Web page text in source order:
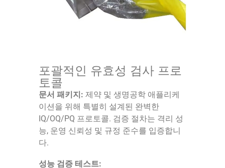
포괄적인 유효성 검사 프로
토콜
문서 패키지: 제약 및 생명공학 애플리케
이션을 위해 특별히 설계된 완벽한
IQ/OQ/PQ 프로토콜. 검증 절차는 격리 성
능, 운영 신뢰성 및 규정 준수를 입증합니
다.
성능 검증 테스트: